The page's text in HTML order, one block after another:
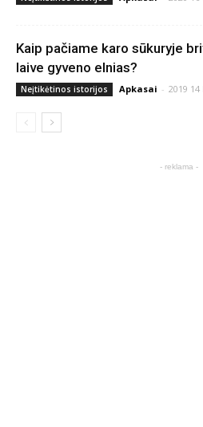
Kaip pačiame karo sūkuryje
laive gyveno elnias?
Neįtikėtinos istorijos Apkasai - 2019
- reklama -